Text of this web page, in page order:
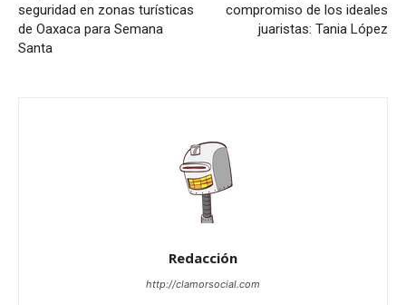
seguridad en zonas turísticas
de Oaxaca para Semana
Santa
compromiso de los ideales
juaristas: Tania López
Redacción
http://clamorsocial.com